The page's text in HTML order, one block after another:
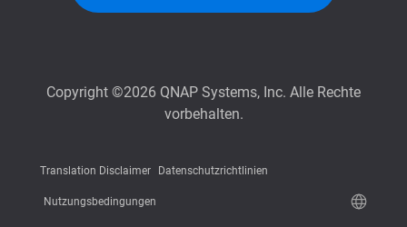
Copyright ©2026 QNAP Systems, Inc. Alle Rechte
vorbehalten.
Translation Disclaimer Datenschutzrichtlinien
Nutzungsbedingungen